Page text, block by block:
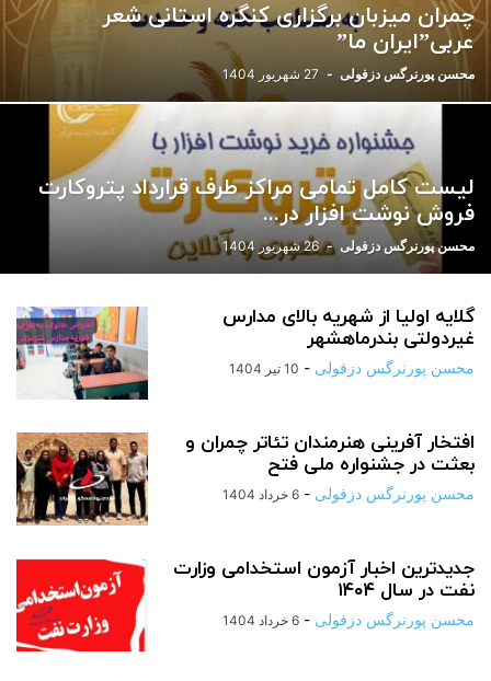
ورزشی یادداشت
چمران میزبان برگزاری کنگره استانی شعر
عربی”‌ایران ما”
محسن پورنرگس دزفولی - 27 شهریور 1404
لیست کامل تمامی مراکز طرف قرارداد پتروکارت
فروش نوشت افزار در...
محسن پورنرگس دزفولی - 26 شهریور 1404
گلایه اولیا از شهریه بالای مدارس
غیردولتی بندرماهشهر
محسن پورنرگس دزفولی - 10 تیر 1404
افتخار آفرینی هنرمندان تئاتر چمران و
بعثت در جشنواره ملی فتح
محسن پورنرگس دزفولی - 6 خرداد 1404
جدیدترین اخبار آزمون استخدامی وزارت
نفت در سال ۱۴۰۴
محسن پورنرگس دزفولی - 6 خرداد 1404